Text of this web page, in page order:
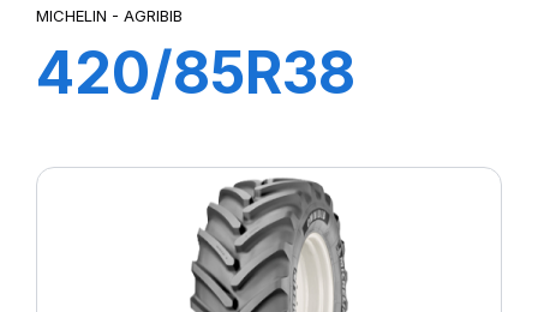
MICHELIN - AGRIBIB
420/85R38
AGRIBIB